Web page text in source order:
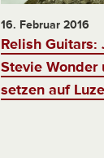
16. Februar 2016
Relish Guitars:
Stevie Wonder
setzen auf